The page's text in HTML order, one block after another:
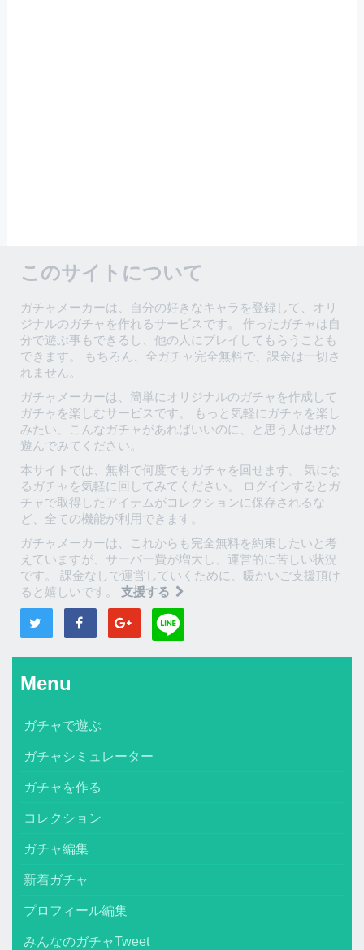
このサイトについて
ガチャメーカーは、自分の好きなキャラを登録して、オリ
ジナルのガチャを作れるサービスです。 作ったガチャは自
分で遊ぶ事もできるし、他の人にプレイしてもらうことも
できます。 もちろん、全ガチャ完全無料で、課金は一切さ
れません。
ガチャメーカーは、簡単にオリジナルのガチャを作成して
ガチャを楽しむサービスです。 もっと気軽にガチャを楽し
みたい、こんなガチャがあればいいのに、と思う人はぜひ
遊んでみてください。
本サイトでは、無料で何度でもガチャを回せます。 気にな
るガチャを気軽に回してみてください。 ログインするとガ
チャで取得したアイテムがコレクションに保存されるな
ど、全ての機能が利用できます。
ガチャメーカーは、これからも完全無料を約束したいと考
えていますが、サーバー費が増大し、運営的に苦しい状況
です。 課金なしで運営していくために、暖かいご支援頂け
ると嬉しいです。 支援する
Menu
ガチャで遊ぶ
ガチャシミュレーター
ガチャを作る
コレクション
ガチャ編集
新着ガチャ
プロフィール編集
みんなのガチャTweet